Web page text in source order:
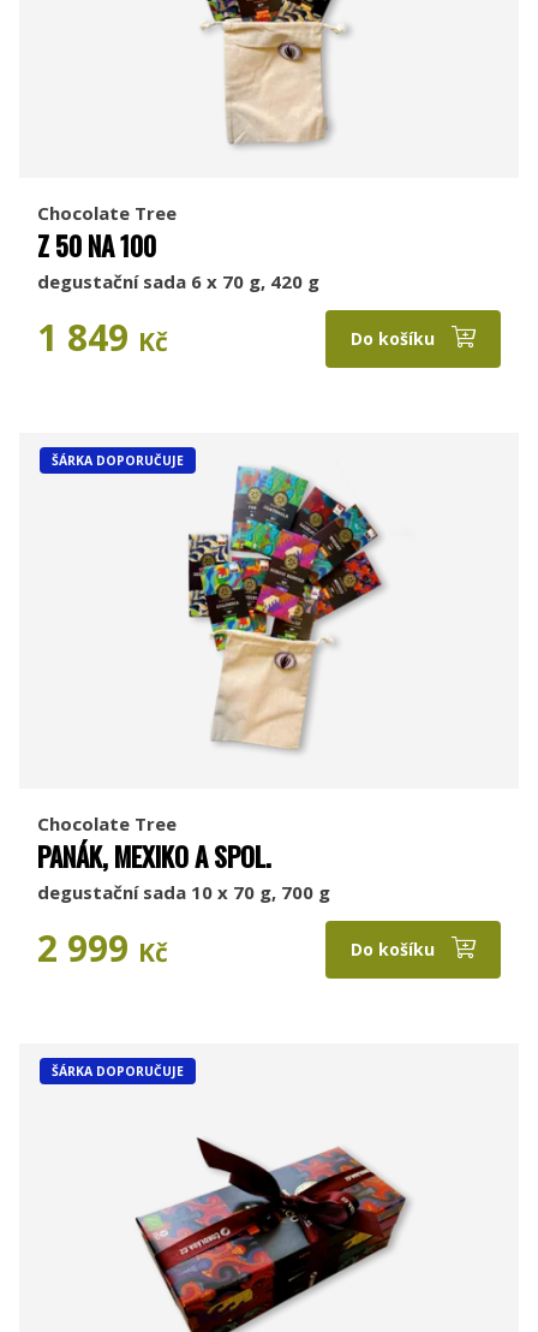
Chocolate Tree
Z 50 NA 100
degustační sada 6 x 70 g, 420 g
1 849 Kč Do košíku
ŠÁRKA DOPORUČUJE
Chocolate Tree
PANÁK, MEXIKO A SPOL.
degustační sada 10 x 70 g, 700 g
2 999 Kč Do košíku
ŠÁRKA DOPORUČUJE